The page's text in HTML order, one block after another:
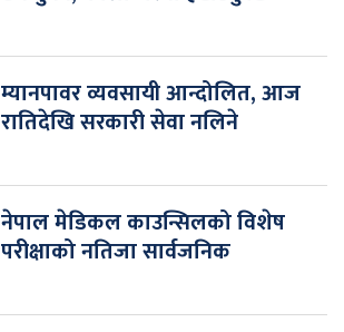
म्यानपावर व्यवसायी आन्दोलित, आज
रातिदेखि सरकारी सेवा नलिने
नेपाल मेडिकल काउन्सिलको विशेष
परीक्षाको नतिजा सार्वजनिक